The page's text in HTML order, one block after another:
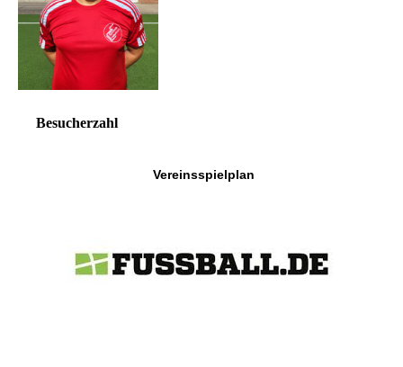
Besucherzahl
Vereinsspielplan